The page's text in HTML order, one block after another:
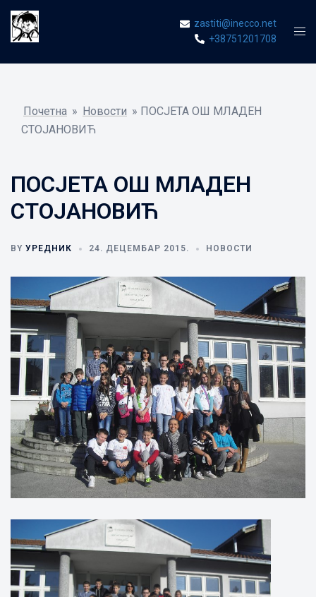
Skip
content
zastiti@inecco.net
+38751201708
Почетна » Новости » ПОСЈЕТА ОШ МЛАДЕН
СТОЈАНОВИЋ
ПОСЈЕТА ОШ МЛАДЕН
СТОЈАНОВИЋ
BY УРЕДНИК 24. ДЕЦЕМБАР 2015. НОВОСТИ